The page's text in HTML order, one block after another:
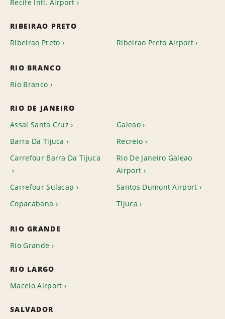
Recife Intl. Airport
RIBEIRAO PRETO
Ribeirao Preto
Ribeirao Preto Airport
RIO BRANCO
Rio Branco
RIO DE JANEIRO
Assaí Santa Cruz
Barra Da Tijuca
Carrefour Barra Da Tijuca
Carrefour Sulacap
Copacabana
Galeao
Recreio
Rio De Janeiro Galeao
Airport
Santos Dumont Airport
Tijuca
RIO GRANDE
Rio Grande
RIO LARGO
Maceio Airport
SALVADOR